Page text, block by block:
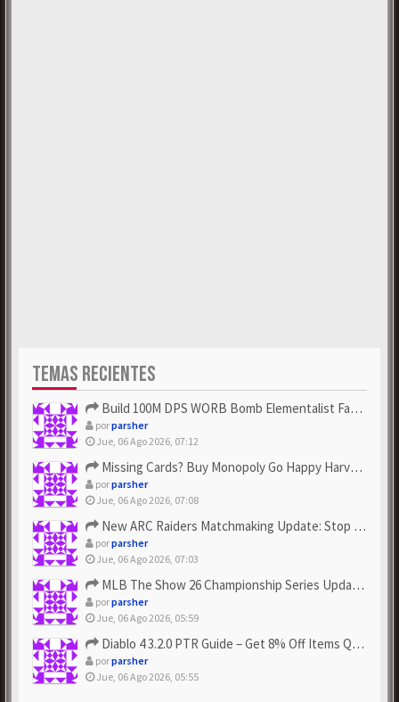
TEMAS RECIENTES
Build 100M DPS WORB Bomb Elementalist Fast - Grab POE Curren...
porparsher
Jue, 06 Ago 2026, 07:12
Missing Cards? Buy Monopoly Go Happy Harvest with Looney Tun...
porparsher
Jue, 06 Ago 2026, 07:08
New ARC Raiders Matchmaking Update: Stop Failed - Grab Bluep...
porparsher
Jue, 06 Ago 2026, 07:03
MLB The Show 26 Championship Series Update! Get Cheap & ...
porparsher
Jue, 06 Ago 2026, 05:59
Diablo 4 3.2.0 PTR Guide – Get 8% Off Items Quickly to Test ...
porparsher
Jue, 06 Ago 2026, 05:55